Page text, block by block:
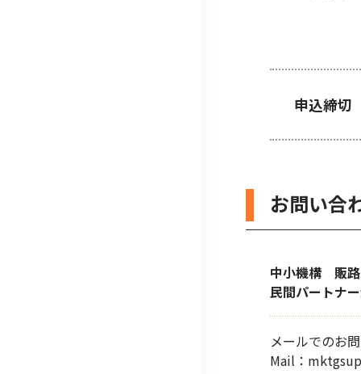
申込締切
お問い合
中小機構 販
民間パートナ
メールでのお
Mail：